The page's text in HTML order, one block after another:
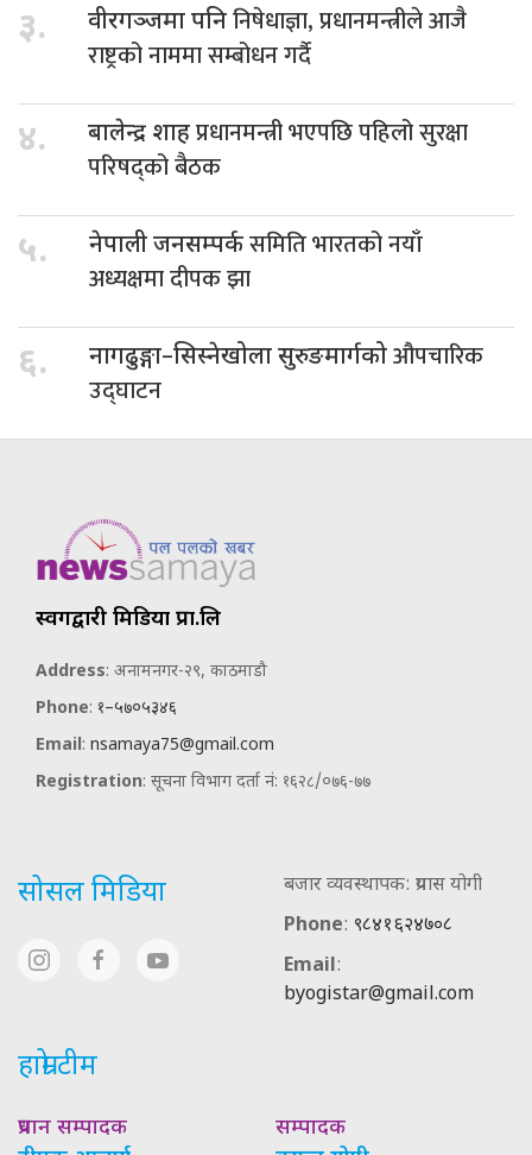
३. वीरगञ्जमा पनिनिषेधाज्ञा, प्रधानमन्त्रीले आजै
राष्ट्रको नाममा सम्बोधन गर्दै
४. बालेन्द्र शाहप्रधानमन्त्री भएपछि पहिलो सुरक्षा
परिषद्को बैठक
५. नेपाली जनसम्पर्कसमिति भारतको नयाँ
अध्यक्षमा दीपक झा
६. नागढुङ्गा–सिस्नेखोला सुरुङमार्गकोऔपचारिक
उद्घाटन
स्वर्गद्वारी मिडिया प्रा.लि
Address: अनामनगर-२९, काठमाडौ
Phone: १–५७०५३४६
Email: nsamaya75@gmail.com
Registration: सूचना विभाग दर्ता नं: १६२८/०७६-७७
सोसल मिडिया
बजार व्यवस्थापक: प्रयास योगी
Phone: ९८४१६२४७०८
Email:
byogistar@gmail.com
हाम्रो टीम
प्रधान सम्पादक
सम्पादक